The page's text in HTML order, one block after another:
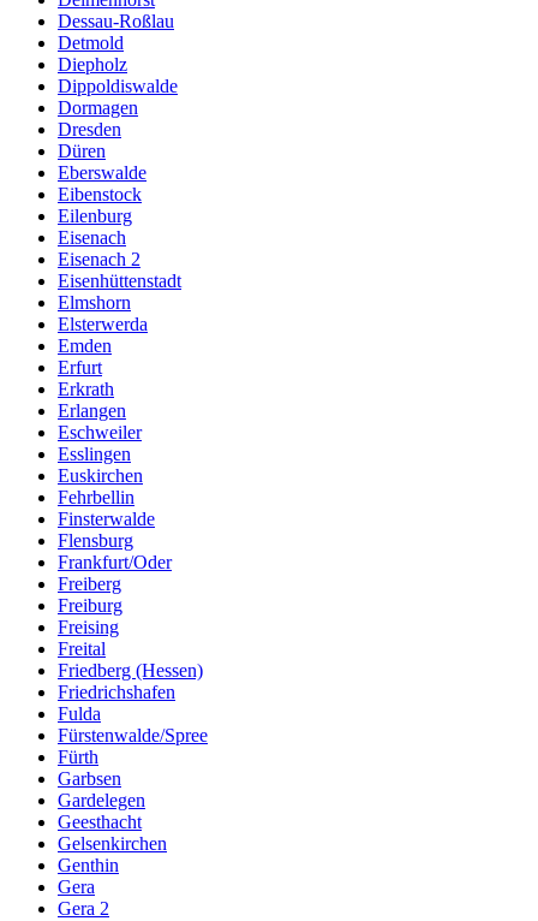
Dessau-Roßlau
Detmold
Diepholz
Dippoldiswalde
Dormagen
Dresden
Düren
Eberswalde
Eibenstock
Eilenburg
Eisenach
Eisenach 2
Eisenhüttenstadt
Elmshorn
Elsterwerda
Emden
Erfurt
Erkrath
Erlangen
Eschweiler
Esslingen
Euskirchen
Fehrbellin
Finsterwalde
Flensburg
Frankfurt/Oder
Freiberg
Freiburg
Freising
Freital
Friedberg (Hessen)
Friedrichshafen
Fulda
Fürstenwalde/Spree
Fürth
Garbsen
Gardelegen
Geesthacht
Gelsenkirchen
Genthin
Gera
Gera 2